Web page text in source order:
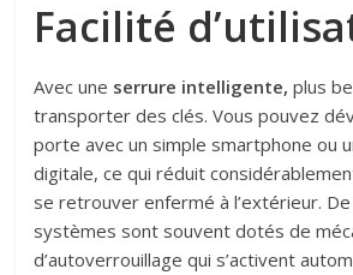
Facilité
Avec une serrure intelligente, plus
transporter des clés. Vous pouvez
porte avec un simple smartphone ou
digitale, ce qui réduit
se retrouver enfermé à l’extérieur.
systèmes sont souvent dotés de
d’autoverrouillage qui s’activent